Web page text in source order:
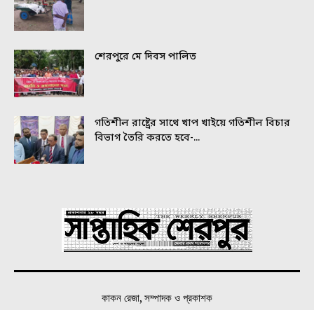
শেরপুরে মে দিবস পালিত
গতিশীল রাষ্ট্রের সাথে খাপ খাইয়ে গতিশীল বিচার
বিভাগ তৈরি করতে হবে-...
কাকন রেজা, সম্পাদক ও প্রকাশক